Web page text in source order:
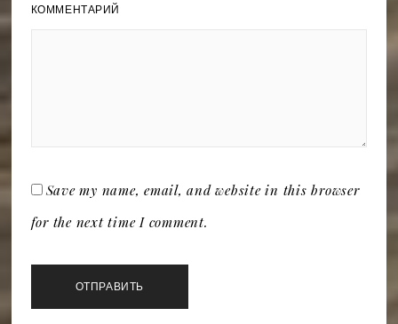
КОММЕНТАРИЙ
Save my name, email, and website in this browser
for the next time I comment.